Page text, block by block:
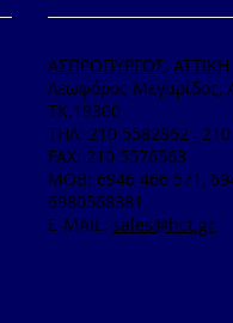
ΑΣΠΡΟΠΥΡΓΟΣ, ΑΤΤΙΚΗ
Λεωφόρος Μεγαρίδος,
ΤΚ.19300
TΗΛ: 210 5582862 ,
FAX: 210 5576563
MOB: 6946 466 571,
6980568381
E-MAIL: sales@hct.gr